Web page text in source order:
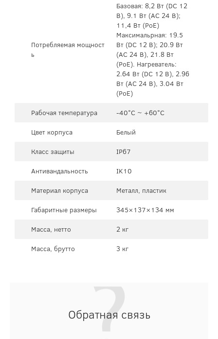
Потребляемая мощност
ь
Базовая: 8,2 Вт (DC 12
В), 9.1 Вт (AC 24 В);
11,4 Вт (PoE)
Максимальрная: 19.5
Вт (DC 12 В); 20.9 Вт
(AC 24 В), 21.8 Вт
(PoE). Нагреватель:
2.64 Вт (DC 12 В), 2.96
Вт (AC 24 В), 3.04 Вт
(PoE)
Рабочая температура
-40°C ~ +60°C
Цвет корпуса
Белый
Класс защиты
IP67
Антивандальность
IK10
Материал корпуса
Металл, пластик
Габаритные размеры
345×137×134 мм
Масса, нетто
2 кг
Масса, брутто
3 кг
Обратная связь